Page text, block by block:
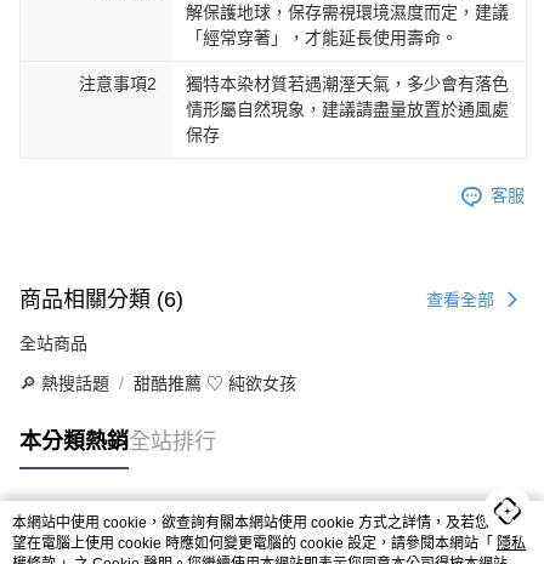
解保護地球，保存需視環境濕度而定，建議
「經常穿著」，才能延長使用壽命。
注意事項2
獨特本染材質若遇潮溼天氣，多少會有落色
情形屬自然現象，建議請盡量放置於通風處
保存
客服
商品相關分類 (6) 查看全部
全站商品
🔎 熱搜話題 甜酷推薦 ♡ 純欲女孩
本分類熱銷全站排行
熱門標籤
本網站中使用 cookie，欲查詢有關本網站使用 cookie 方式之詳情，及若您不希
望在電腦上使用 cookie 時應如何變更電腦的 cookie 設定，請參閱本網站「 隱私
BYHUE
( $2000 以上鞋款適用 )
>> 折扣無上限 <<
☕️ 門市官網享受相同折扣